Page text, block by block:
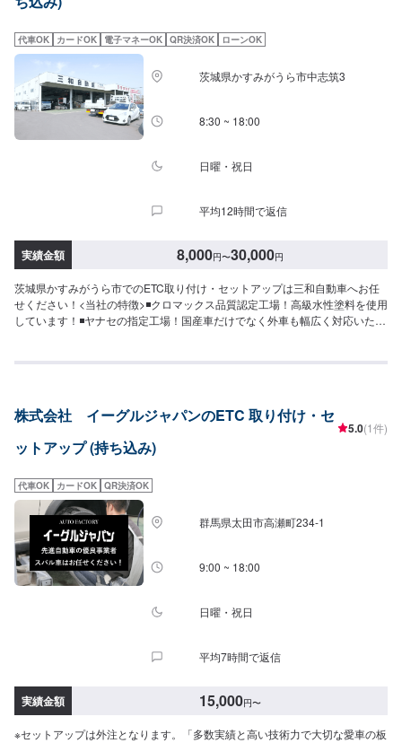
おります。<定休日・営業時間>定休日：年中無休（大型連休のみ休み）営業
時間：9:00~21:00<輸入車のご注意>修理作業時に部品が必要な場合、一般的
に国内に流通している部品以外は本国取り寄せとなるため、作業完了までに
お時間をいただく場合がございます。また車の性質上、追加部品・作業が必
要となるケースがあり、その場合は都度ご連絡をさせていただきます。
代車OK カードOK 電子マネーOK QR決済OK ローンOK
茨城県かすみがうら市中志筑3
8:30 ~ 18:00
日曜・祝日
平均12時間で返信
実績金額 8,000円〜30,000円
茨城県かすみがうら市でのETC取り付け・セットアップは三和自動車へお任
せください！<当社の特徴>◾クロマックス品質認定工場！高級水性塗料を使用
しています！◾ヤナセの指定工場！国産車だけでなく外車も幅広く対応いたし
ませたい…★お時間があまり取れない…などのご相談もお気軽にどうぞ！
間程度で納車となります。(要相談)納期は前後する場合がございます。予めご
了承ください。-----代車について-----無料の代車をご用意しています。お車の
作業中は代車をご利用ください。※代車の燃料代はお客様にご負担いただいて
ください。駐車スペースは事務所前の空いているスペースに駐車してくださ
い。受付はスタッフへ「メンテモで予約しました」とお伝えください。ご案
内いたします。【定休日・営業時間】定休日：日曜日、第2土曜日、祝日営業
時間：8:30~18:00
株式会社 イーグルジャパンのETC 取り付け・セ
ットアップ (持ち込み)
5.0(1件)
代車OK カードOK QR決済OK
群馬県太田市高瀬町234-1
9:00 ~ 18:00
日曜・祝日
平均7時間で返信
実績金額 15,000円〜
※セットアップは外注となります。「多数実績と高い技術力で大切な愛車の板